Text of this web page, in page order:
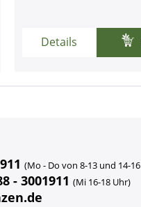
Details
(Mo - Do von 8-13 und 14-
- 3001911 (Mi 16-18 Uhr)